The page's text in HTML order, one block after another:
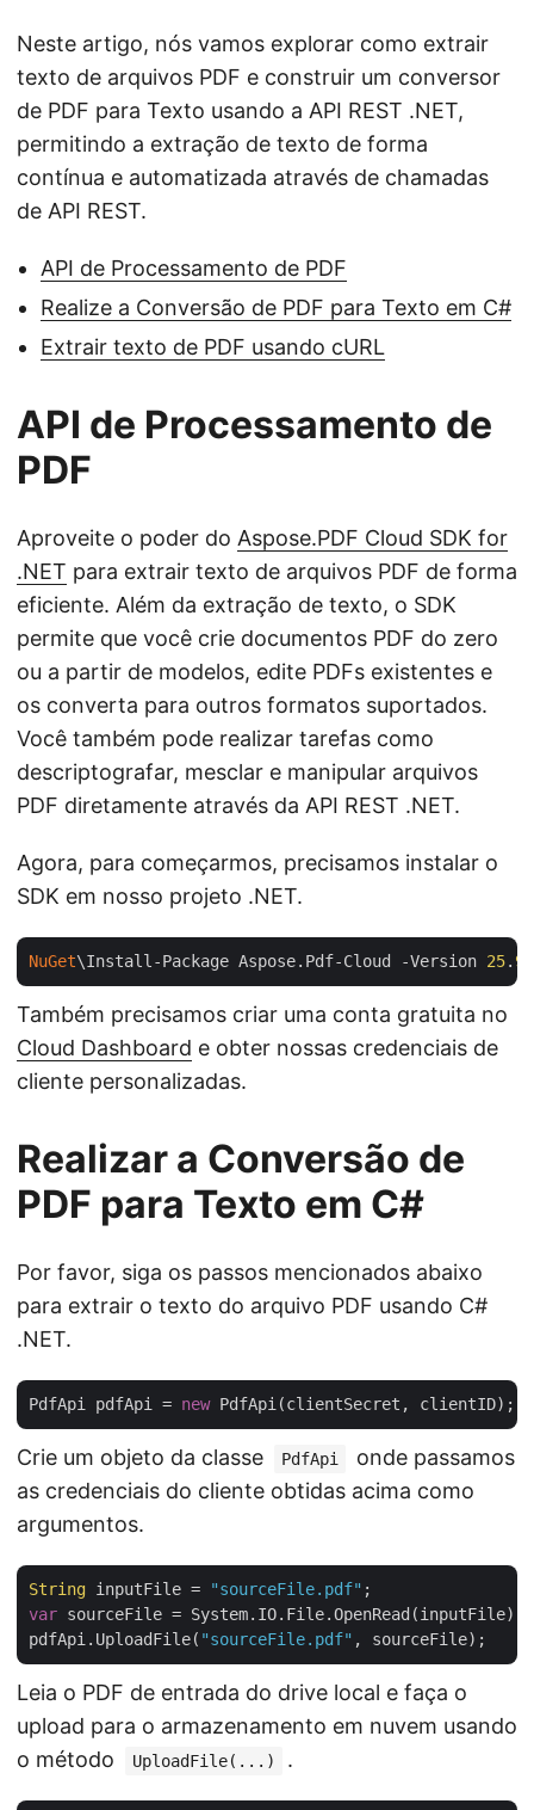
Neste artigo, nós vamos explorar como extrair
texto de arquivos PDF e construir um conversor
de PDF para Texto usando a API REST .NET,
permitindo a extração de texto de forma
contínua e automatizada através de chamadas
de API REST.
API de Processamento de PDF
Realize a Conversão de PDF para Texto em C#
Extrair texto de PDF usando cURL
API de Processamento de
PDF
Aproveite o poder do Aspose.PDF Cloud SDK for
.NET para extrair texto de arquivos PDF de forma
eficiente. Além da extração de texto, o SDK
permite que você crie documentos PDF do zero
ou a partir de modelos, edite PDFs existentes e
os converta para outros formatos suportados.
Você também pode realizar tarefas como
descriptografar, mesclar e manipular arquivos
PDF diretamente através da API REST .NET.
Agora, para começarmos, precisamos instalar o
SDK em nosso projeto .NET.
NuGet\Install-Package Aspose.Pdf-Cloud -Version 25. 9
Também precisamos criar uma conta gratuita no
Cloud Dashboard e obter nossas credenciais de
cliente personalizadas.
Realizar a Conversão de
PDF para Texto em C#
Por favor, siga os passos mencionados abaixo
para extrair o texto do arquivo PDF usando C#
.NET.
PdfApi pdfApi = new
Crie um objeto da classe PdfApi
onde passamos
as credenciais do cliente obtidas acima como
argumentos.
String inputFile = "sourceFile.pdf"
var sourceFile = System.IO.File.OpenRead(inputFile);
pdfApi.UploadFile( "sourceFile.pdf"
Leia o PDF de entrada do drive local e faça o
upload para o armazenamento em nuvem usando
o método
UploadFile(...) .